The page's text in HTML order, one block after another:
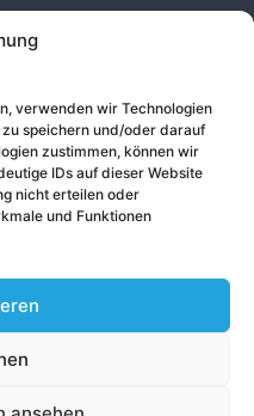
verwenden wir Technologien
speichern und/oder darauf
zustimmen, können wir
IDs auf dieser Website
nicht erteilen oder
und Funktionen
Impressum